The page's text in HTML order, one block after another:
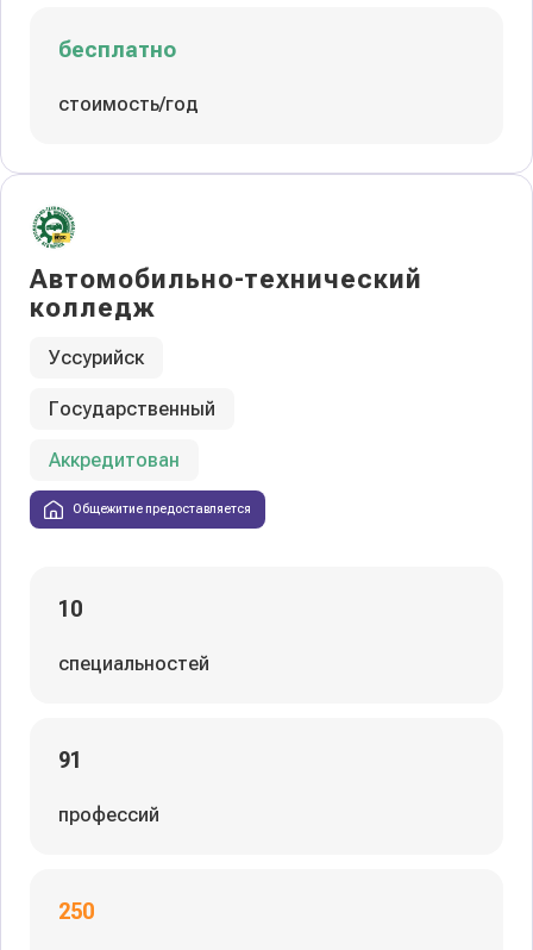
бесплатно
стоимость/год
Автомобильно-технический
колледж
Уссурийск
Государственный
Аккредитован
Общежитие предоставляется
10
специальностей
91
профессий
250